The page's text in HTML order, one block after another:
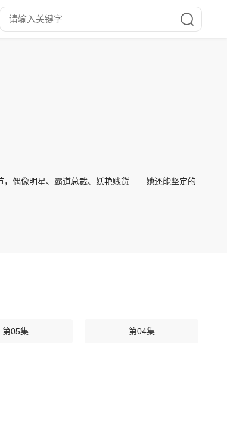
，偶像明星、霸道总裁、妖艳贱货……她还能坚定的
第05集 第04集